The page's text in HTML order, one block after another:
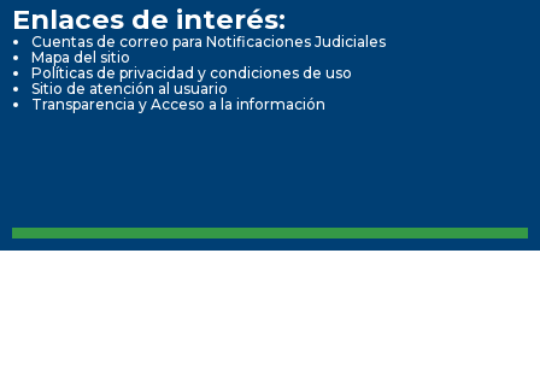
Enlaces de interés:
Cuentas de correo para Notificaciones Judiciales
Mapa del sitio
Políticas de privacidad y condiciones de uso
Sitio de atención al usuario
Transparencia y Acceso a la información